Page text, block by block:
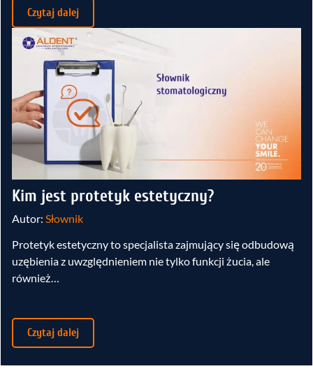
Czytaj dalej
Kim jest protetyk estetyczny?
Autor: Słownik
Protetyk estetyczny to specjalista zajmujący się odbudową
uzębienia z uwzględnieniem nie tylko funkcji żucia, ale
również…
Czytaj dalej